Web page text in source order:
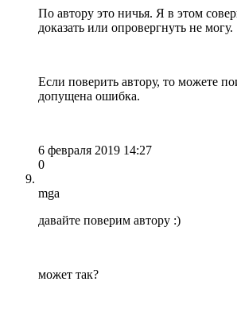
По автору это ничья. Я в этом
доказать или опровергнуть не могу.
Если поверить автору, то можете
допущена ошибка.
6 февраля 2019 14:27
0
mga
давайте поверим автору :)
может так?